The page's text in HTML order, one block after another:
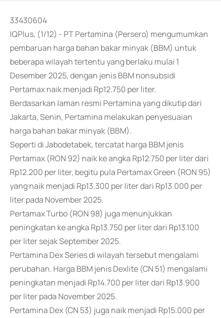
33430604
IQPlus, (1/12) - PT Pertamina (Persero) mengumumkan
pembaruan harga bahan bakar minyak (BBM) untuk
beberapa wilayah tertentu yang berlaku mulai 1
Desember 2025, dengan jenis BBM nonsubsidi
Pertamax naik menjadi Rp12.750 per liter.
Berdasarkan laman resmi Pertamina yang dikutip dari
Jakarta, Senin, Pertamina melakukan penyesuaian
harga bahan bakar minyak (BBM).
Seperti di Jabodetabek, tercatat harga BBM jenis
Pertamax (RON 92) naik ke angka Rp12.750 per liter dari
Rp12.200 per liter, begitu pula Pertamax Green (RON 95)
yang naik menjadi Rp13.300 per liter dari Rp13.000 per
liter pada November 2025.
Pertamax Turbo (RON 98) juga menunjukkan
peningkatan ke angka Rp13.750 per liter dari Rp13.100
per liter sejak September 2025.
Pertamina Dex Series di wilayah tersebut mengalami
perubahan. Harga BBM jenis Dexlite (CN 51) mengalami
peningkatan menjadi Rp14.700 per liter dari Rp13.900
per liter pada November 2025.
Pertamina Dex (CN 53) juga naik menjadi Rp15.000 per